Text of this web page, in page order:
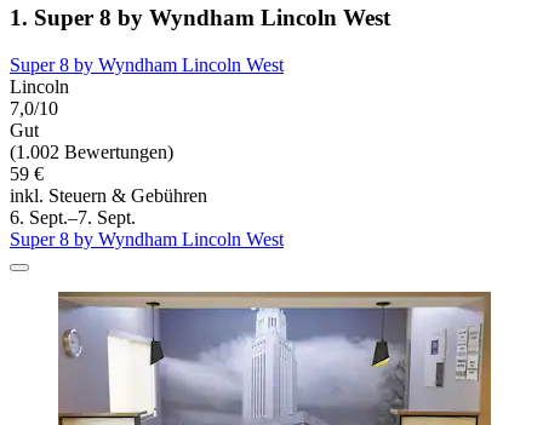
1. Super 8 by Wyndham Lincoln West
Super 8 by Wyndham Lincoln West
Lincoln
7,0/10
Gut
(1.002 Bewertungen)
59 €
inkl. Steuern & Gebühren
6. Sept.–7. Sept.
Super 8 by Wyndham Lincoln West